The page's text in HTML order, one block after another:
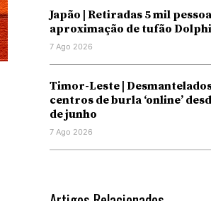
Japão | Retiradas 5 mil
aproximação de tufão
7 Ago 2026
Timor-Leste |
centros de burla ‘online’
de junho
7 Ago 2026